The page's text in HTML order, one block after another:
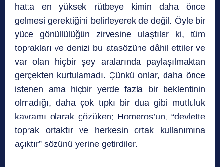
hatta en yüksek rütbeye kimin daha önce
gelmesi gerektiğini belirleyerek de değil. Öyle bir
yüce gönüllülüğün zirvesine ulaştılar ki, tüm
toprakları ve denizi bu atasözüne dâhil ettiler ve
var olan hiçbir şey aralarında paylaşılmaktan
gerçekten kurtulamadı. Çünkü onlar, daha önce
istenen ama hiçbir yerde fazla bir beklentinin
olmadığı, daha çok tıpkı bir dua gibi mutluluk
kavramı olarak gözüken; Homeros’un, “devlette
toprak ortaktır ve herkesin ortak kullanımına
açıktır” sözünü yerine getirdiler.